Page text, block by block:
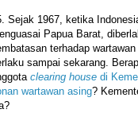
⁠Sejak 1967, ketika
Papua Barat,
terhadap
sampai sekarang.
clearing house di
wartawan asing?